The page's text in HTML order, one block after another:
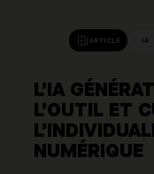
ARTICLE IA
L’IA
L’OUTIL ET
NUMÉRIQUE